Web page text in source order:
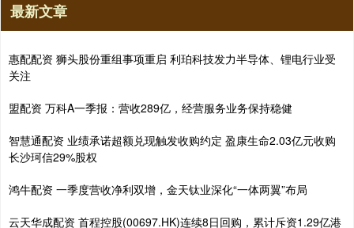
最新文章
惠配配资 狮头股份重组事项重启 利珀科技发力半导体、锂电行业受
关注
盟配资 万科A一季报：营收289亿，经营服务业务保持稳健
智慧通配资 业绩承诺超额兑现触发收购约定 盈康生命2.03亿元收购
长沙珂信29%股权
鸿牛配资 一季度营收净利双增，金天钛业深化“一体两翼”布局
云天华成配资 首程控股(00697.HK)连续8日回购，累计斥资1.29亿港